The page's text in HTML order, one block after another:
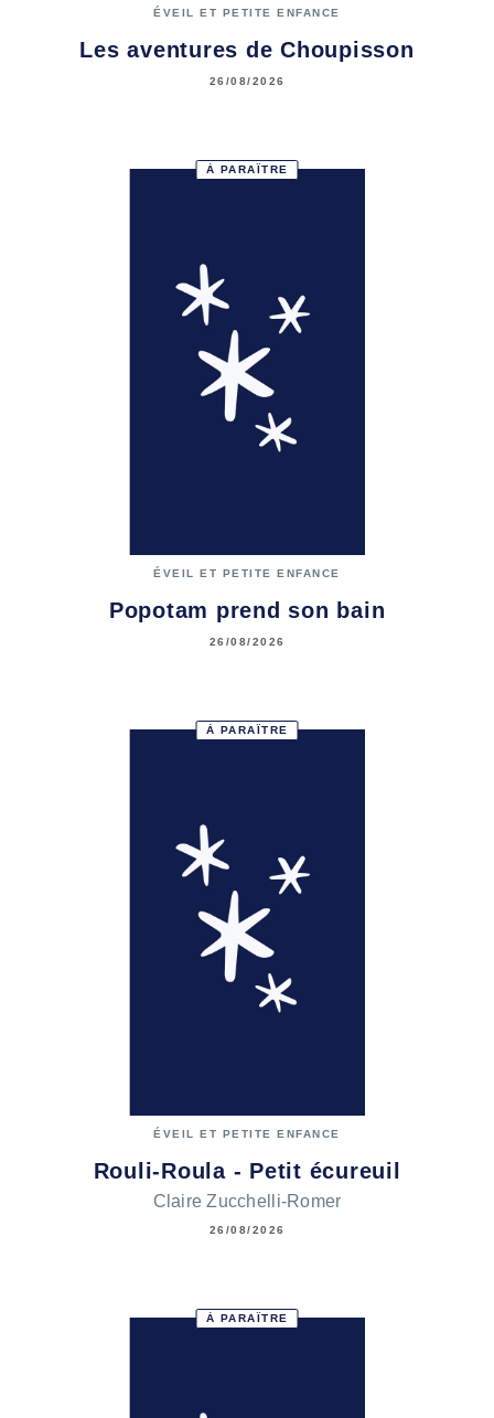
ÉVEIL ET PETITE ENFANCE
Les aventures de Choupisson
26/08/2026
À PARAÎTRE
ÉVEIL ET PETITE ENFANCE
Popotam prend son bain
26/08/2026
À PARAÎTRE
ÉVEIL ET PETITE ENFANCE
Rouli-Roula - Petit écureuil
Claire Zucchelli-Romer
26/08/2026
À PARAÎTRE